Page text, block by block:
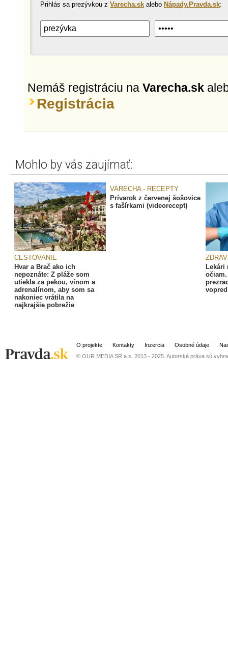
Prihlás sa prezývkou z Varecha.sk alebo Nápady.Pravda.sk:
Nemáš registráciu na Varecha.sk
Registrácia
Mohlo by vás zaujímať:
CESTOVANIE
Hvar a Brač ako ich
nepoznáte: Z pláže som
utiekla za pekou, vínom a
adrenalínom, aby som sa
nakoniec vrátila na
najkrajšie pobrežie
VARECHA - RECEPTY
Prívarok z červenej šošovice
s fašírkami (videorecept)
Lekári
vopred
O projekte Kontakty Inzercia Osobné údaje
© OUR MEDIA SR a.s. 2013 - 2025. Autorské práva sú